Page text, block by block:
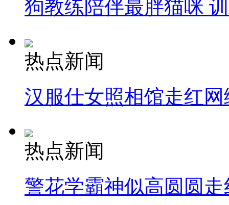
狗教练陪伴最胖猫咪
热点新闻
汉服仕女照相馆走红网
热点新闻
警花学霸神似高圆圆走